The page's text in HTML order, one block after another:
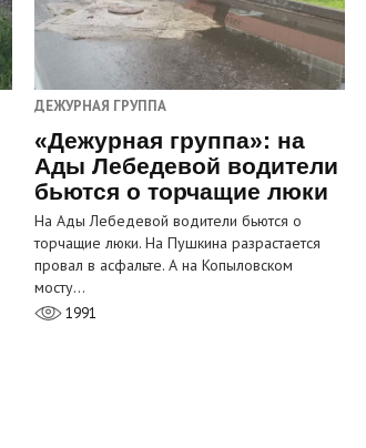
ДЕЖУРНАЯ ГРУППА
«Дежурная группа»: на
Ады Лебедевой водители
бьются о торчащие люки
На Ады Лебедевой водители бьются о
торчащие люки. На Пушкина разрастается
провал в асфальте. А на Копыловском
мосту…
1991